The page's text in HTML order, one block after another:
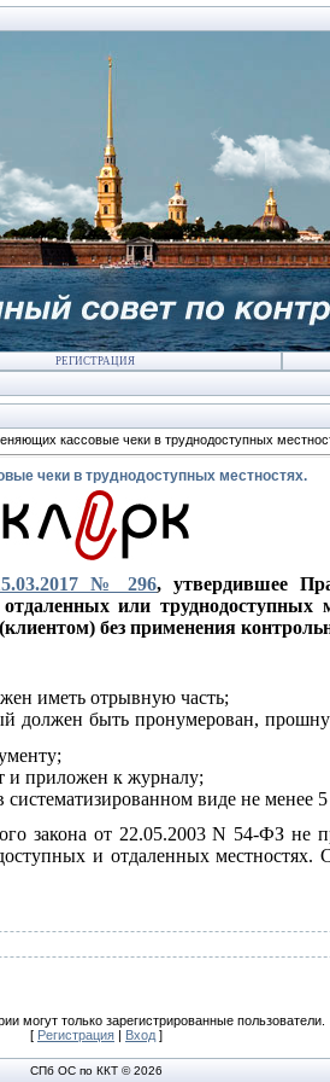
РЕГИСТРАЦИЯ
кассовые чеки в труднодоступных
чеки в труднодоступных местностях.
№ 296, утвердившее
или труднодоступных
без применения
иметь отрывную часть;
должен быть пронумерован,
и приложен к журналу;
виде не менее 5
закона от 22.05.2003 N 54-ФЗ
и отдаленных местностях.
могут только зарегистрированные пользователи.
[ Регистрация | Вход ]
СПб ОС по ККТ © 2026